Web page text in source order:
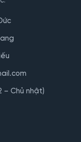
– Chủ nhật)